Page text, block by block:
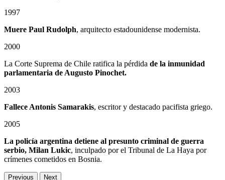
1997
Muere Paul Rudolph, arquitecto estadounidense modernista.
2000
La Corte Suprema de Chile ratifica la pérdida de la inmunidad
parlamentaria de Augusto Pinochet.
2003
Fallece Antonis Samarakis, escritor y destacado pacifista griego.
2005
La policía argentina detiene al presunto criminal de guerra
serbio, Milan Lukic, inculpado por el Tribunal de La Haya por
crímenes cometidos en Bosnia.
Previous Next